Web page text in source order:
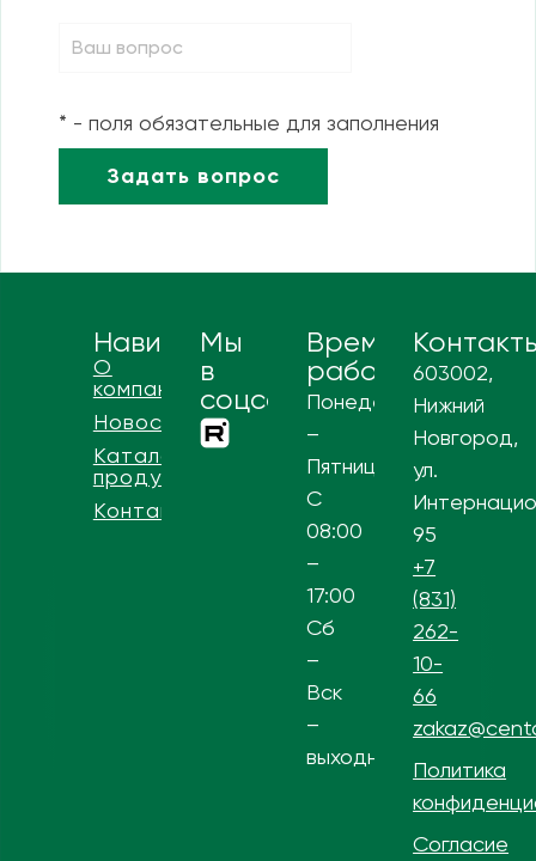
* - поля обязательные для заполнения
Навигация
О
компании
Новости
Каталог
продукции
Контакты
Мы
в
соцсетях
Время
работы
Понедельник
–
Пятница
С
08:00
–
17:00
Сб
–
Вск
–
выходной
603002,
Нижний
Новгород,
ул.
95
+7
(831)
262-
10-
66
Политика
Согласие